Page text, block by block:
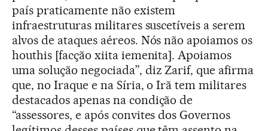
país praticamente não existem
infraestruturas militares suscetíveis a serem
alvos de ataques aéreos. Nós não apoiamos os
houthis [facção xiita iemenita]. Apoiamos
uma solução negociada”, diz Zarif, que afirma
que, no Iraque e na Síria, o Irã tem militares
destacados apenas na condição de
“assessores, e após convites dos Governos